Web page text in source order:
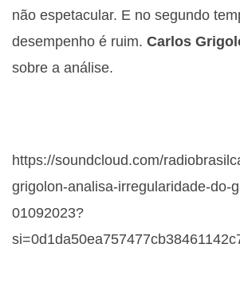
não espetacular. E no segundo
desempenho é ruim. Carlos
sobre a análise.
https://soundcloud.com/
grigolon-analisa-irregularidade-do-
01092023?